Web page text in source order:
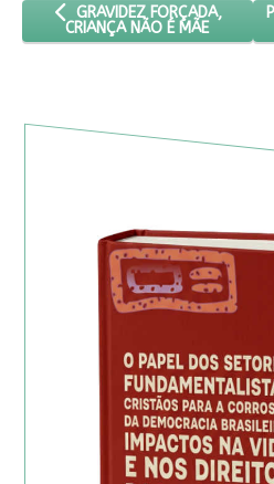
ARTIGO ANTERIOR: GRAVIDEZ
GRAVIDEZ FORÇADA,
CRIANÇA NÃO É MÃE